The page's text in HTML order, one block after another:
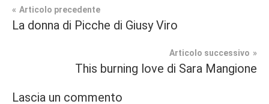
Tag
#booklover,
Recensioni
Navigazione
Articolo precedente
La donna di Picche di Giusy Viro
Articolo successivo
This burning love di Sara Mangione
Lascia un commento